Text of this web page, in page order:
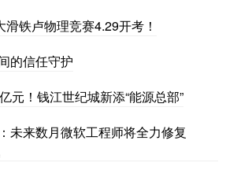
铁卢物理竞赛4.29开考！
的信任守护
元！钱江世纪城新添“能源总部”
未来数月微软工程师将全力修复